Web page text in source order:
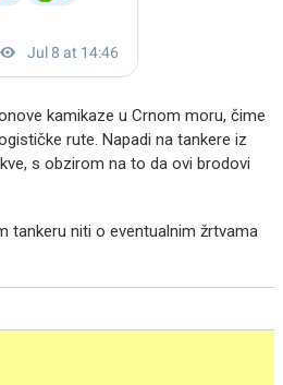
kamikaze u Crnom moru, čime
rute. Napadi na tankere iz
s obzirom na to da ovi brodovi
tankeru niti o eventualnim žrtvama